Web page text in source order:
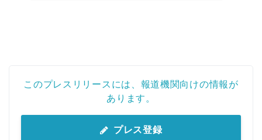
このプレスリリースには、報道機関向けの情報が
あります。
プレス登録